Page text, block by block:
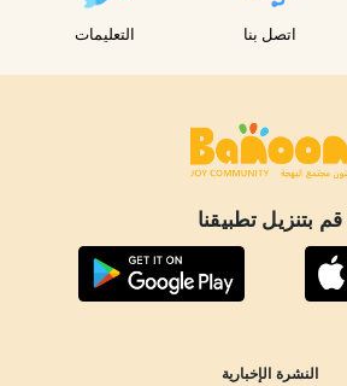
اتصل بنا التعليمات
قم بتنزيل تطبيقنا
النشرة الإخبارية